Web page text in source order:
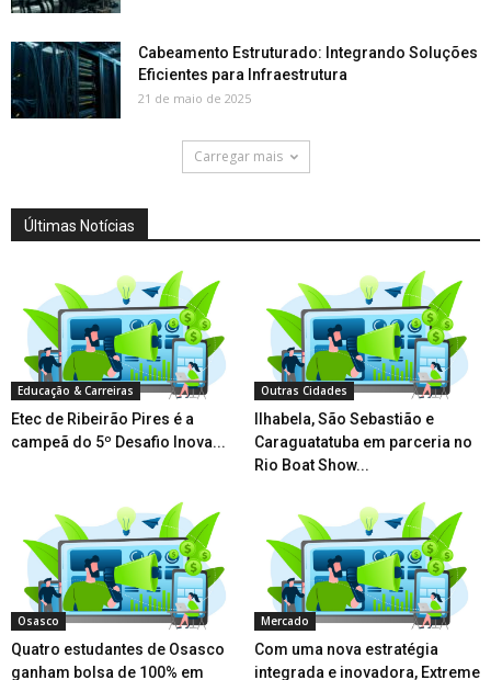
Cabeamento Estruturado: Integrando Soluções
Eficientes para Infraestrutura
21 de maio de 2025
Carregar mais
Últimas Notícias
Educação & Carreiras
Etec de Ribeirão Pires é a
campeã do 5º Desafio Inova...
Outras Cidades
Ilhabela, São Sebastião e
Caraguatatuba em parceria no
Rio Boat Show...
Osasco
Quatro estudantes de Osasco
ganham bolsa de 100% em
Mercado
Com uma nova estratégia
integrada e inovadora, Extreme